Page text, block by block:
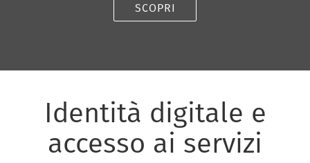
SCOPRI
Identità digitale e
accesso ai servizi